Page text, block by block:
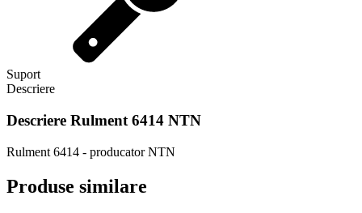
Suport
Descriere
Descriere Rulment 6414 NTN
Rulment 6414 - producator NTN
Produse similare